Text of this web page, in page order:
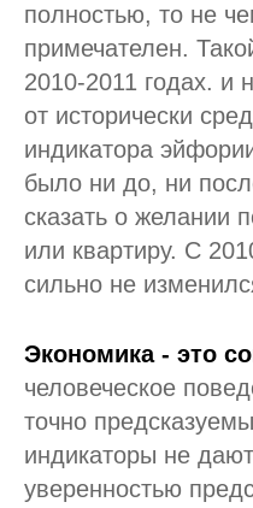
полностью, то не
примечателен.
2010-2011 годах. и
от исторически
индикатора
было ни до, ни
сказать о желании
или квартиру. С
сильно не
Экономика - это
человеческое
точно
индикаторы не
уверенностью